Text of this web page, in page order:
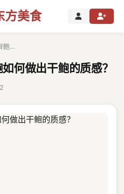
方美食
鲍…
何做出干鲍的质感？